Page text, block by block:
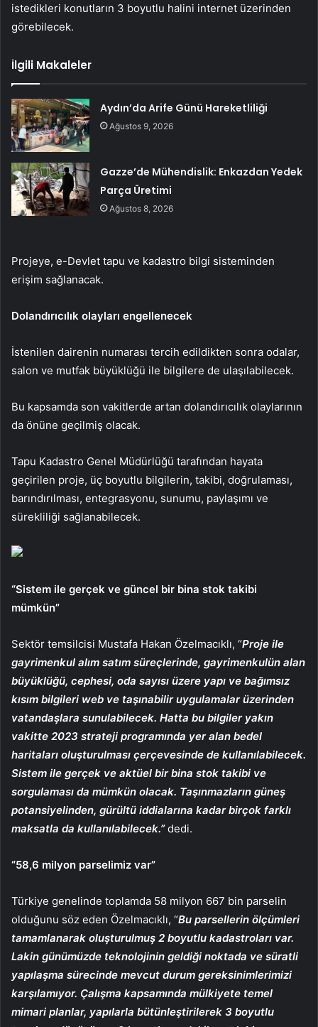
istedikleri konutların 3 boyutlu halini internet üzerinden
görebilecek.
İlgili Makaleler
Aydın’da Arife Günü Hareketliliği
Ağustos 9, 2026
Gazze’de Mühendislik: Enkazdan Yedek
Parça Üretimi
Ağustos 8, 2026
Projeye, e-Devlet tapu ve kadastro bilgi sisteminden
erişim sağlanacak.
Dolandırıcılık olayları engellenecek
İstenilen dairenin numarası tercih edildikten sonra odalar,
salon ve mutfak büyüklüğü ile bilgilere de ulaşılabilecek.
Bu kapsamda son vakitlerde artan dolandırıcılık olaylarının
da önüne geçilmiş olacak.
Tapu Kadastro Genel Müdürlüğü tarafından hayata
geçirilen proje, üç boyutlu bilgilerin, takibi, doğrulaması,
barındırılması, entegrasyonu, sunumu, paylaşımı ve
sürekliliği sağlanabilecek.
“Sistem ile gerçek ve güncel bir bina stok takibi
mümkün”
Sektör temsilcisi Mustafa Hakan Özelmacıklı, “Proje ile
gayrimenkul alım satım süreçlerinde, gayrimenkulün alan
büyüklüğü, cephesi, oda sayısı üzere yapı ve bağımsız
kısım bilgileri web ve taşınabilir uygulamalar üzerinden
vatandaşlara sunulabilecek. Hatta bu bilgiler yakın
vakitte 2023 strateji programında yer alan bedel
haritaları oluşturulması çerçevesinde de kullanılabilecek.
Sistem ile gerçek ve aktüel bir bina stok takibi ve
sorgulaması da mümkün olacak. Taşınmazların güneş
potansiyelinden, gürültü iddialarına kadar birçok farklı
maksatla da kullanılabilecek.”dedi.
“58,6 milyon parselimiz var”
Türkiye genelinde toplamda 58 milyon 667 bin parselin
olduğunu söz eden Özelmacıklı, “Bu parsellerin ölçümleri
tamamlanarak oluşturulmuş 2 boyutlu kadastroları var.
Lakin günümüzde teknolojinin geldiği noktada ve süratli
yapılaşma sürecinde mevcut durum gereksinimlerimizi
karşılamıyor. Çalışma kapsamında mülkiyete temel
mimari planlar, yapılarla bütünleştirilerek 3 boyutlu